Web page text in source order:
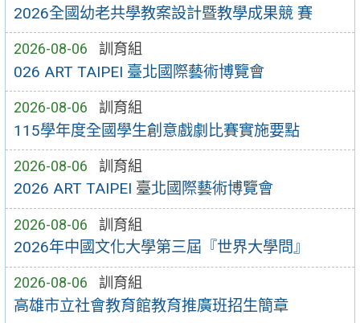
2026全國幼老共學教案設計暨教學成果競 賽
2026-08-06 訓育組
026 ART TAIPEI 臺北國際藝術博覽會
2026-08-06 訓育組
115學年度全國學生創意戲劇比賽實施要點
2026-08-06 訓育組
2026 ART TAIPEI 臺北國際藝術博覽會
2026-08-06 訓育組
2026年中國文化大學第三屆『世界大學問』
2026-08-06 訓育組
高雄市立社會教育館教育推廣班招生簡章